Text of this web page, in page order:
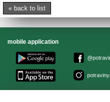
« back to list
mobile application